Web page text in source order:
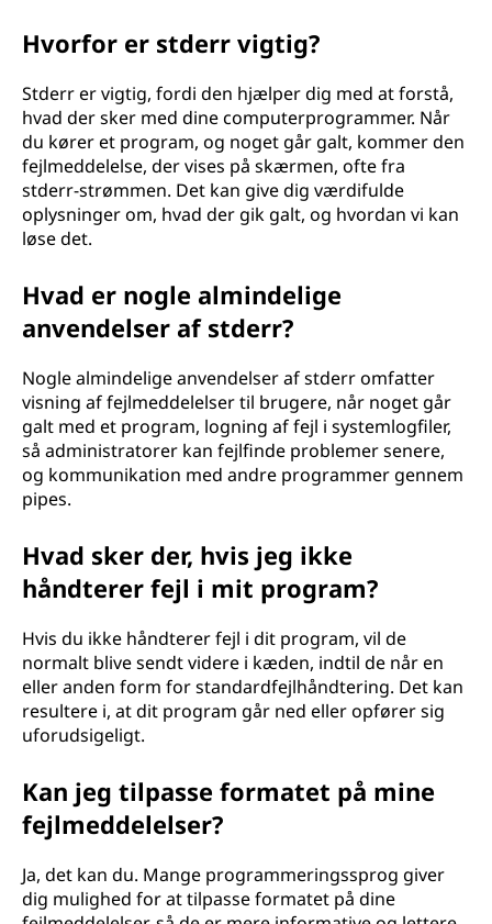
Hvorfor er stderr vigtig?
Stderr er vigtig, fordi den hjælper dig med at forstå,
hvad der sker med dine computerprogrammer. Når
du kører et program, og noget går galt, kommer den
fejlmeddelelse, der vises på skærmen, ofte fra
stderr-strømmen. Det kan give dig værdifulde
oplysninger om, hvad der gik galt, og hvordan vi kan
løse det.
Hvad er nogle almindelige
anvendelser af stderr?
Nogle almindelige anvendelser af stderr omfatter
visning af fejlmeddelelser til brugere, når noget går
galt med et program, logning af fejl i systemlogfiler,
så administratorer kan fejlfinde problemer senere,
og kommunikation med andre programmer gennem
pipes.
Hvad sker der, hvis jeg ikke
håndterer fejl i mit program?
Hvis du ikke håndterer fejl i dit program, vil de
normalt blive sendt videre i kæden, indtil de når en
eller anden form for standardfejlhåndtering. Det kan
resultere i, at dit program går ned eller opfører sig
uforudsigeligt.
Kan jeg tilpasse formatet på mine
fejlmeddelelser?
Ja, det kan du. Mange programmeringssprog giver
dig mulighed for at tilpasse formatet på dine